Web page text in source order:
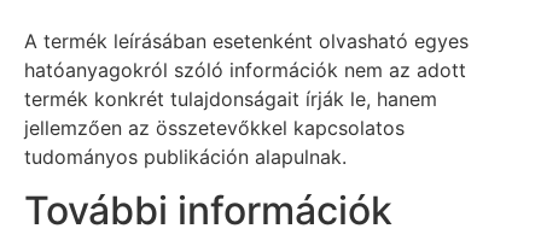
A termék leírásában esetenként olvasható egyes
hatóanyagokról szóló információk nem az adott
termék konkrét tulajdonságait írják le, hanem
jellemzően az összetevőkkel kapcsolatos
tudományos publikáción alapulnak.
További információk